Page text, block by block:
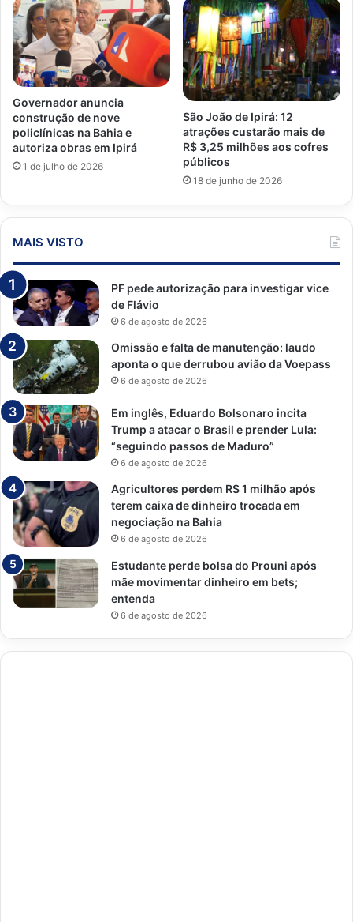
Governador anuncia
construção de nove
policlínicas na Bahia e
autoriza obras em Ipirá
1 de julho de 2026
São João de Ipirá: 12
atrações custarão mais de
R$ 3,25 milhões aos cofres
públicos
18 de junho de 2026
MAIS VISTO
PF pede autorização para investigar vice
de Flávio
6 de agosto de 2026
Omissão e falta de manutenção: laudo
aponta o que derrubou avião da Voepass
6 de agosto de 2026
Em inglês, Eduardo Bolsonaro incita
Trump a atacar o Brasil e prender Lula:
“seguindo passos de Maduro”
6 de agosto de 2026
Agricultores perdem R$ 1 milhão após
terem caixa de dinheiro trocada em
negociação na Bahia
6 de agosto de 2026
Estudante perde bolsa do Prouni após
mãe movimentar dinheiro em bets;
entenda
6 de agosto de 2026